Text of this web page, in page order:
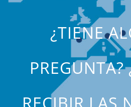
¿TIENE
PREGUNTA?